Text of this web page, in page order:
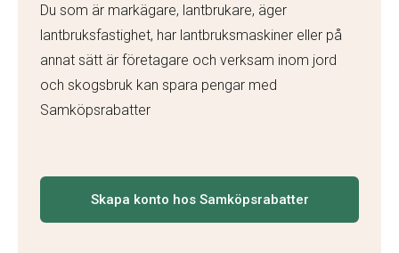
Du som är markägare, lantbrukare, äger
lantbruksfastighet, har lantbruksmaskiner eller på
annat sätt är företagare och verksam inom jord
och skogsbruk kan spara pengar med
Samköpsrabatter
Skapa konto hos Samköpsrabatter